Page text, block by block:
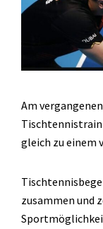
Am
gleich zu einem
zusammen und